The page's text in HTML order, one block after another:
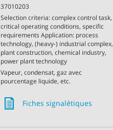
37010203
Selection criteria: complex control task,
critical operating conditions, specific
requirements Application: process
technology, (heavy-) industrial complex,
plant construction, chemical industry,
power plant technology
Vapeur, condensat, gaz avec
pourcentage liquide, etc.
Fiches signalétiques